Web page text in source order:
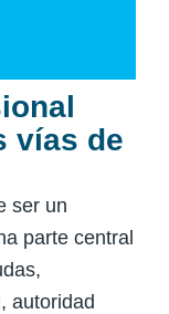
vías de
ser un
parte central
autoridad